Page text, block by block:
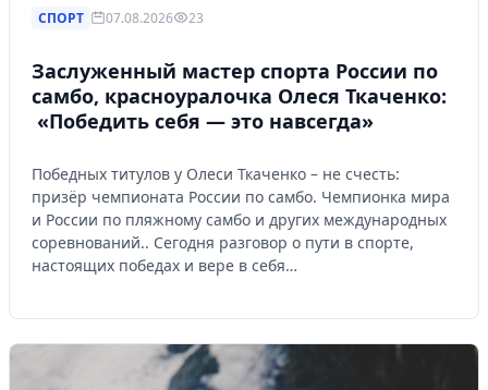
СПОРТ 07.08.2026 23
Заслуженный мастер спорта России по
самбо, красноуралочка Олеся Ткаченко:
«Победить себя — это навсегда»
Победных титулов у Олеси Ткаченко – не счесть:
призёр чемпионата России по самбо. Чемпионка мира
и России по пляжному самбо и других международных
соревнований.. Сегодня разговор о пути в спорте,
настоящих победах и вере в себя…